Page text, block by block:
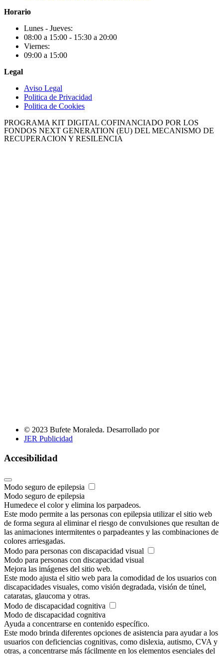
Horario
Lunes - Jueves:
08:00 a 15:00 - 15:30 a 20:00
Viernes:
09:00 a 15:00
Legal
Aviso Legal
Politica de Privacidad
Politica de Cookies
PROGRAMA KIT DIGITAL COFINANCIADO POR LOS
FONDOS NEXT GENERATION (EU) DEL MECANISMO DE
RECUPERACION Y RESILENCIA
© 2023 Bufete Moraleda. Desarrollado por
JER Publicidad
Accesibilidad
Modo seguro de epilepsia
Modo seguro de epilepsia
Humedece el color y elimina los parpadeos.
Este modo permite a las personas con epilepsia utilizar el sitio web
de forma segura al eliminar el riesgo de convulsiones que resultan de
las animaciones intermitentes o parpadeantes y las combinaciones de
colores arriesgadas.
Modo para personas con discapacidad visual
Modo para personas con discapacidad visual
Mejora las imágenes del sitio web.
Este modo ajusta el sitio web para la comodidad de los usuarios con
discapacidades visuales, como visión degradada, visión de túnel,
cataratas, glaucoma y otras.
Modo de discapacidad cognitiva
Modo de discapacidad cognitiva
Ayuda a concentrarse en contenido específico.
Este modo brinda diferentes opciones de asistencia para ayudar a los
usuarios con deficiencias cognitivas, como dislexia, autismo, CVA y
otras, a concentrarse más fácilmente en los elementos esenciales del